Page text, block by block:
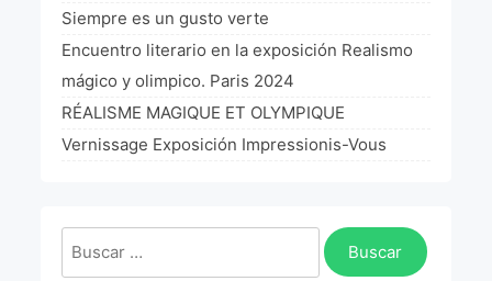
Commissaire D’exposition
La Fórmula Científica Del Arte
Manifiesto Ecoarte
Siempre es un gusto verte
Encuentro literario en la exposición Realismo
mágico y olimpico. Paris 2024
RÉALISME MAGIQUE ET OLYMPIQUE
Vernissage Exposición Impressionis-Vous
Buscar: